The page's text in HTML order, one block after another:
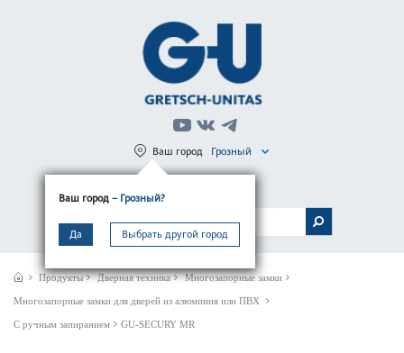
Ваш город – Грозный?
Да Выбрать другой город
Ваш город Грозный
МЕНЮ
Продукты Дверная техника Многозапорные замки
Многозапорные замки для дверей из алюминия или ПВХ
С ручным запиранием GU-SECURY MR